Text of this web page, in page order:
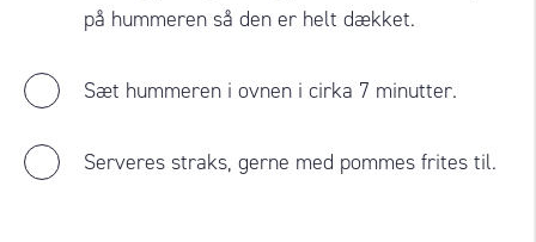
på hummeren så den er helt dækket.
Sæt hummeren i ovnen i cirka 7 minutter.
Serveres straks, gerne med pommes frites til.